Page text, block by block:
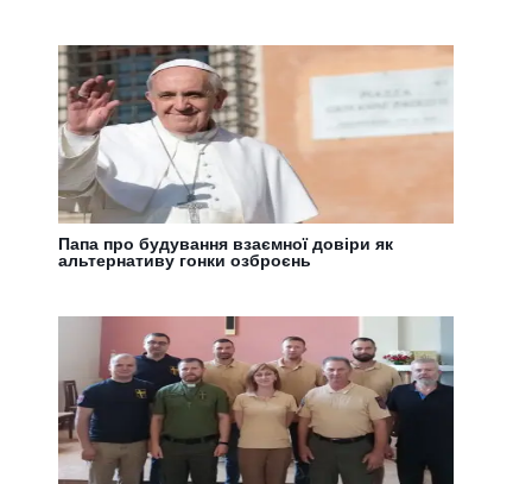
Папа про будування взаємної довіри як
альтернативу гонки озброєнь